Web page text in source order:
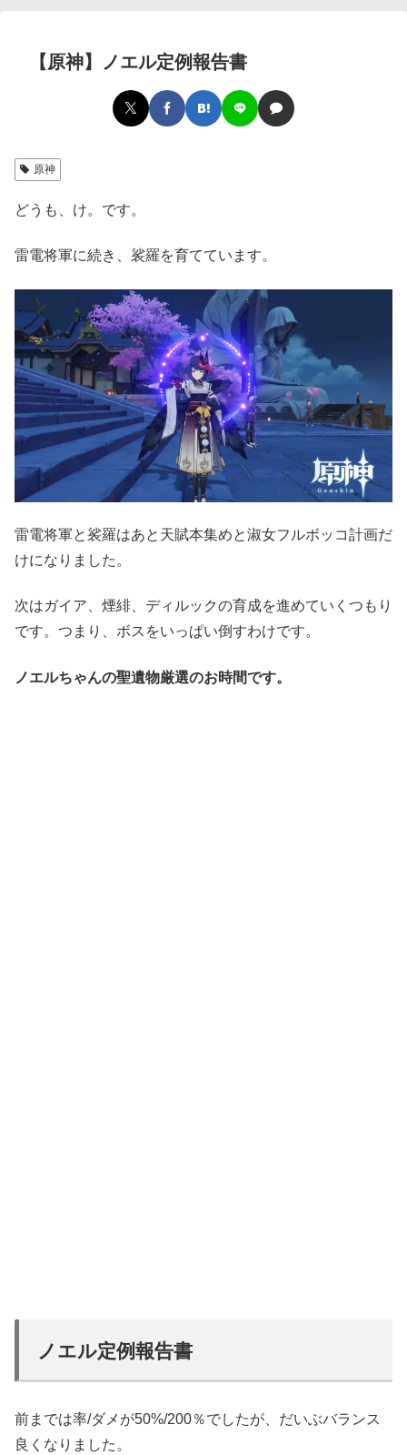
【原神】ノエル定例報告書
原神
どうも、け。です。
雷電将軍に続き、裟羅を育てています。
雷電将軍と裟羅はあと天賦本集めと淑女フルボッコ計画だ
けになりました。
次はガイア、煙緋、ディルックの育成を進めていくつもり
です。つまり、ボスをいっぱい倒すわけです。
ノエルちゃんの聖遺物厳選のお時間です。
ノエル定例報告書
前までは率/ダメが50%/200％でしたが、だいぶバランス
良くなりました。